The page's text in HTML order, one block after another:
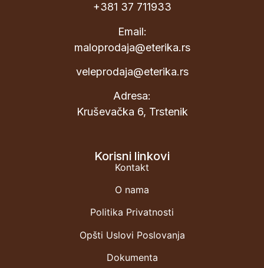
+381 37 711933
Email:
maloprodaja@eterika.rs
veleprodaja@eterika.rs
Adresa:
Kruševačka 6, Trstenik
Korisni linkovi
Kontakt
O nama
Politika Privatnosti
Opšti Uslovi Poslovanja
Dokumenta